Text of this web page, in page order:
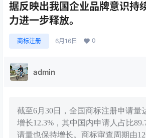
据反映出我国企业品牌意识持
力进一步释放。
商标注册 6月16日 0
admin
截至6月30日，全国商标注册申请量
增长12.3%，其中国内申请人占比
请量也保持增长。商标审查周期由